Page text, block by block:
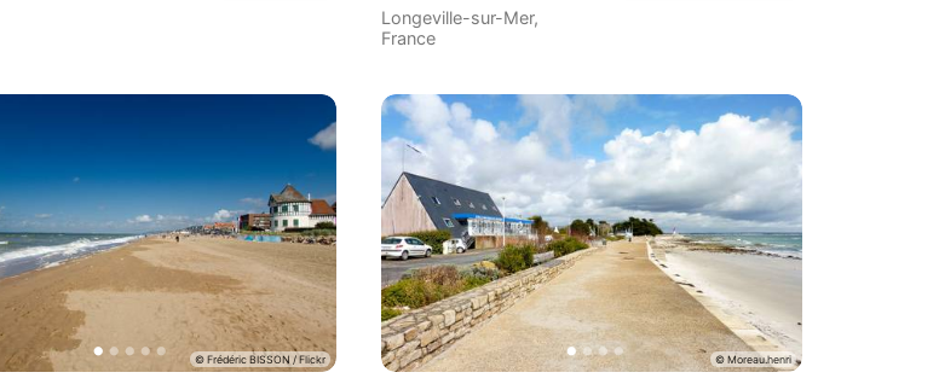
Longeville-sur-Mer,
France